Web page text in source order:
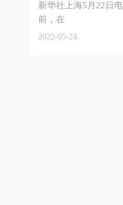
新华社上海5月22日
前，在
2022-05-24